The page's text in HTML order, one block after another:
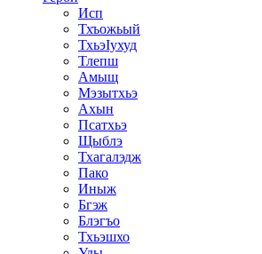
Исп
Тхъожьый
ТхьэIухуд
Тлепш
Амыщ
Мэзытхьэ
Ахын
Псатхьэ
Щыблэ
Тхагалэдж
Пако
Иныж
Бгэж
Блэгъо
Тхьэшхо